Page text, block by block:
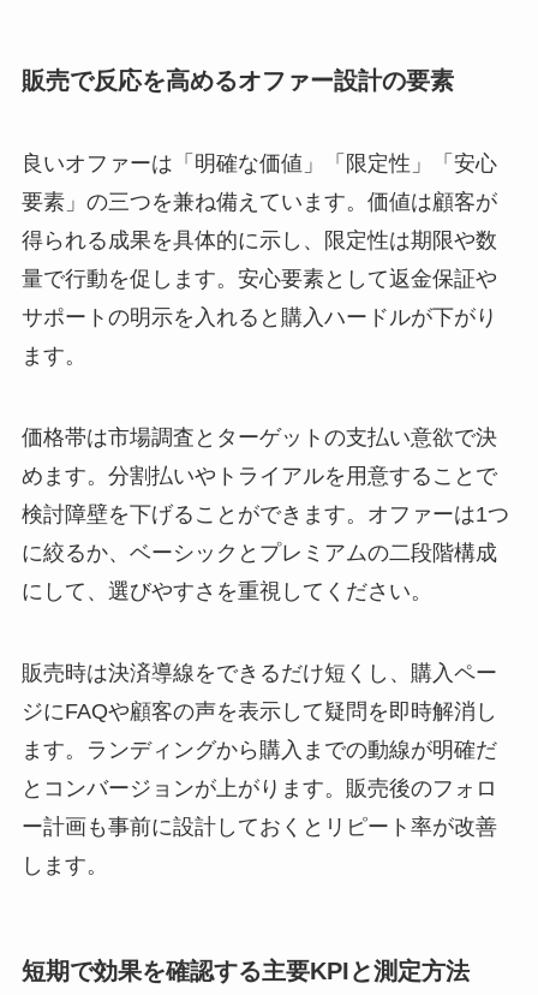
販売で反応を高めるオファー設計の要素
良いオファーは「明確な価値」「限定性」「安心
要素」の三つを兼ね備えています。価値は顧客が
得られる成果を具体的に示し、限定性は期限や数
量で行動を促します。安心要素として返金保証や
サポートの明示を入れると購入ハードルが下がり
ます。
価格帯は市場調査とターゲットの支払い意欲で決
めます。分割払いやトライアルを用意することで
検討障壁を下げることができます。オファーは1つ
に絞るか、ベーシックとプレミアムの二段階構成
にして、選びやすさを重視してください。
販売時は決済導線をできるだけ短くし、購入ペー
ジにFAQや顧客の声を表示して疑問を即時解消し
ます。ランディングから購入までの動線が明確だ
とコンバージョンが上がります。販売後のフォロ
ー計画も事前に設計しておくとリピート率が改善
します。
短期で効果を確認する主要KPIと測定方法